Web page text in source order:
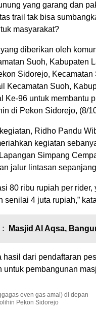
yang garang dan
trail tak bisa
masyarakat?
diberikan oleh
Suoh, Kabupaten
Sidorejo,
Kecamatan Suoh,
Ke-96 untuk membantu
di Pekon Sidorejo, (8/
Ridho Pandu
kegiatan
Simpang
jalur lintasan
80 ribu rupiah per
senilai 4 juta rupiah,”
: Masjid Al Aqsa,
hasil dari pendaftaran
untuk pembangunan
even gas amal) di depan
Pekon Sidorejo